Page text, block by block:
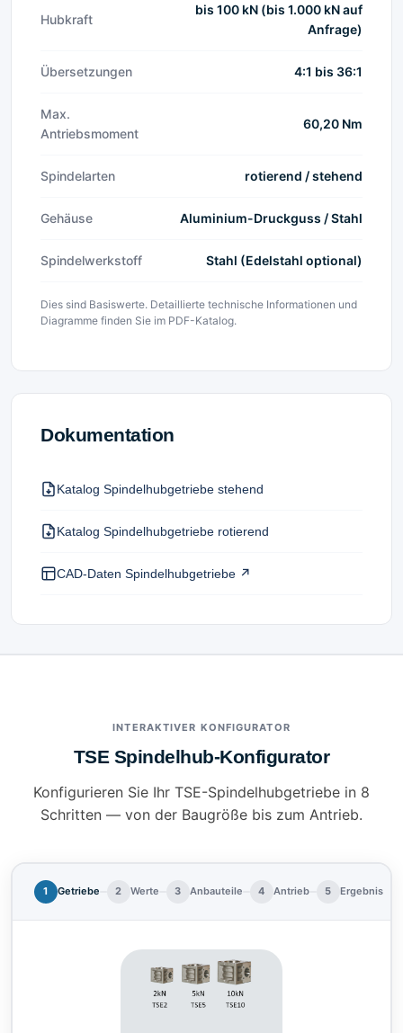
Hubkraft
bis 100 kN (bis 1.000 kN auf
Anfrage)
Übersetzungen 4:1 bis 36:1
Max.
Antriebsmoment
60,20 Nm
Spindelarten rotierend / stehend
Gehäuse Aluminium-Druckguss / Stahl
Spindelwerkstoff Stahl (Edelstahl optional)
Dies sind Basiswerte. Detaillierte technische Informationen und
Diagramme finden Sie im PDF-Katalog.
Dokumentation
Katalog Spindelhubgetriebe stehend
Katalog Spindelhubgetriebe rotierend
CAD-Daten Spindelhubgetriebe ↗
INTERAKTIVER KONFIGURATOR
TSE Spindelhub-Konfigurator
Konfigurieren Sie Ihr TSE-Spindelhubgetriebe in 8
Schritten — von der Baugröße bis zum Antrieb.
1 Getriebe 2 Werte 3 Anbauteile 4 Antrieb 5 Ergebnis